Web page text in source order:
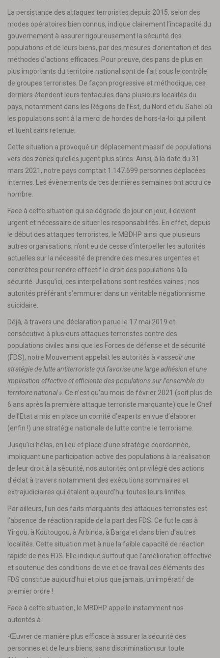
La persistance des attaques terroristes depuis 2015, selon des
modes opératoires bien connus, indique clairement l’incapacité du
gouvernement à assurer rigoureusement la sécurité des
populations et de leurs biens, par des mesures d’orientation et des
méthodes d’actions efficaces. Pour preuve, des pans de plus en
plus importants du territoire national sont de fait sous le contrôle
de groupes terroristes. De façon progressive et méthodique, ces
derniers étendent leurs tentacules dans plusieurs localités du
pays, notamment dans les Régions de l’Est, du Nord et du Sahel où
les populations sont à la merci de hordes de hors-la-loi qui pillent
et tuent sans retenue.
Cette situation a provoqué un déplacement massif de populations
vers des zones qu’elles jugent plus sûres. Ainsi, à la date du 31
mars 2021, notre pays comptait 1.147.699 personnes déplacées
internes. Les évènements de ces dernières semaines ont accru ce
nombre.
Face à cette situation qui se dégrade de jour en jour, il devient
urgent et nécessaire de situer les responsabilités. En effet, depuis
le début des attaques terroristes, le MBDHP ainsi que plusieurs
autres organisations, n’ont eu de cesse d’interpeller les autorités
actuelles sur la nécessité de prendre des mesures urgentes et
concrètes pour rendre effectif le droit des populations à la
sécurité. Jusqu’ici, ces interpellations sont restées vaines ; nos
autorités préférant s’emmurer dans un véritable négationnisme
suicidaire.
Déjà, à travers une déclaration parue le 17 mai 2019 et
consécutive à plusieurs attaques terroristes contre des
populations civiles ainsi que les Forces de défense et de sécurité
(FDS), notre Mouvement appelait les autorités à « asseoir une
stratégie de lutte antiterroriste qui favorise une large adhésion et une
implication effective et efficiente des populations sur l’ensemble du
territoire national » . Ce n’est qu’au mois de février 2021 (soit plus de
6 ans après la première attaque terroriste marquante) que le Chef
de l’Etat a mis en place un comité d’experts en vue d’élaborer
(enfin !) une stratégie nationale de lutte contre le terrorisme.
Jusqu’ici hélas, en lieu et place d’une stratégie coordonnée,
impliquant une participation active des populations à la réalisation
de leur droit à la sécurité, nos autorités ont privilégié des actions
d’éclat à travers notamment des exécutions sommaires et
extrajudiciaires qui étalent aujourd’hui toutes leurs limites.
Par ailleurs, l’un des faits marquants des attaques terroristes est
l’absence de réaction rapide de la part des FDS. Ce fut le cas à
Yirgou, à Koutougou, à Arbinda, à Barga et dans bien d’autres
localités. Cette situation met à nue la faible capacité de réaction
rapide de nos FDS. Elle indique surtout que l’amélioration effective
et soutenue des conditions de vie et de travail des éléments des
FDS constitue aujourd’hui et plus que jamais, un impératif de
premier ordre !
Face à cette situation, le MBDHP appelle instamment nos
autorités à :
-Œuvrer de manière plus efficace à assurer la sécurité des
personnes et de leurs biens, sans discrimination sur toute